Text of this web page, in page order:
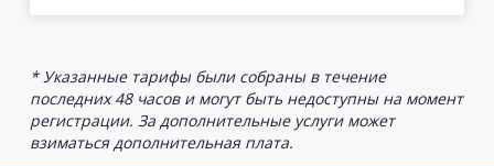
* Указанные тарифы были собраны в течение
последних 48 часов и могут быть недоступны на момент
регистрации. За дополнительные услуги может
взиматься дополнительная плата.